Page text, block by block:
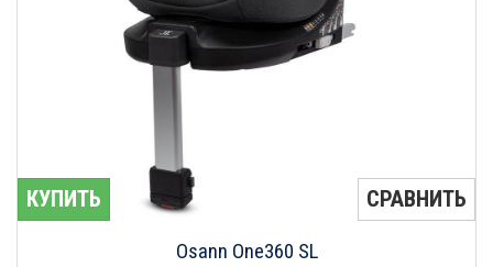
КУПИТЬ СРАВНИТЬ
Osann One360 SL